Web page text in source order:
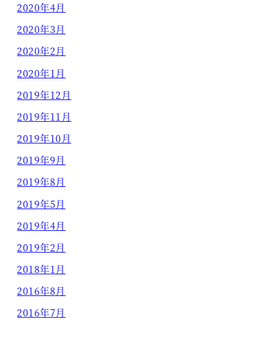
2020年4月
2020年3月
2020年2月
2020年1月
2019年12月
2019年11月
2019年10月
2019年9月
2019年8月
2019年5月
2019年4月
2019年2月
2018年1月
2016年8月
2016年7月